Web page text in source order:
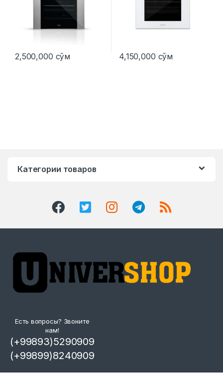
2,500,000 сўм 4,150,000 сўм
Категории товаров
Есть вопросы? Звоните
нам!
(+99893)5290909
(+99899)8240909